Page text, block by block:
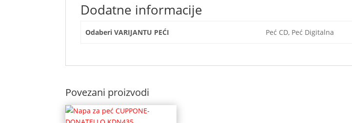
Dodatne informacije
Odaberi VARIJANTU PEĆI Peć CD, Peć Digitalna
Povezani proizvodi